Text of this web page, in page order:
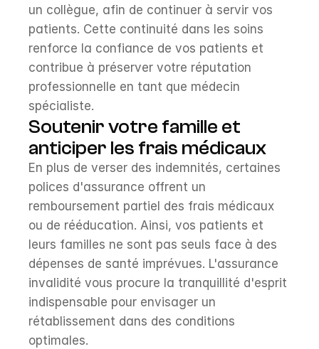
un collègue, afin de continuer à servir vos
patients. Cette continuité dans les soins
renforce la confiance de vos patients et
contribue à préserver votre réputation
professionnelle en tant que médecin
spécialiste.
Soutenir votre famille et
anticiper les frais médicaux
En plus de verser des indemnités, certaines
polices d'assurance offrent un
remboursement partiel des frais médicaux
ou de rééducation. Ainsi, vos patients et
leurs familles ne sont pas seuls face à des
dépenses de santé imprévues. L'assurance
invalidité vous procure la tranquillité d'esprit
indispensable pour envisager un
rétablissement dans des conditions
optimales.